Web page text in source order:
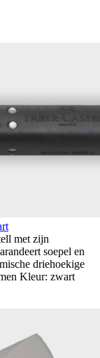
met zijn
soepel en
driehoekige
Kleur: zwart